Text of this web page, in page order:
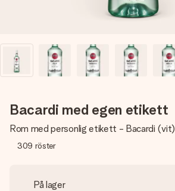
Bacardi med egen etikett
Rom med personlig etikett - Bacardi (vit)
309 röster
På lager